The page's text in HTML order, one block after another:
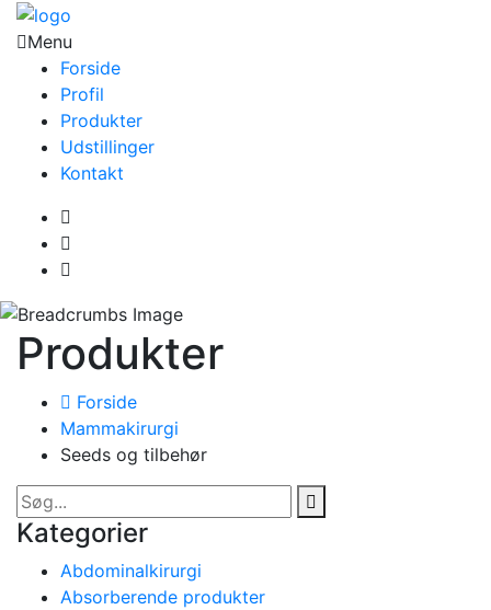
Menu
Forside
Profil
Produkter
Udstillinger
Kontakt
Produkter
Forside
Mammakirurgi
Seeds og tilbehør
Kategorier
Abdominalkirurgi
Absorberende produkter